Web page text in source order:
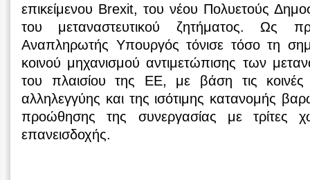
επικείμενου Brexit, του νέου Πολυετούς
του μεταναστευτικού ζητήματος. Ως
Αναπληρωτής Υπουργός τόνισε τόσο τη
κοινού μηχανισμού αντιμετώπισης των
του πλαισίου της ΕΕ, με βάση τις κοινές
αλληλεγγύης και της ισότιμης κατανομής
προώθησης της συνεργασίας με τρίτες
επανεισδοχής.